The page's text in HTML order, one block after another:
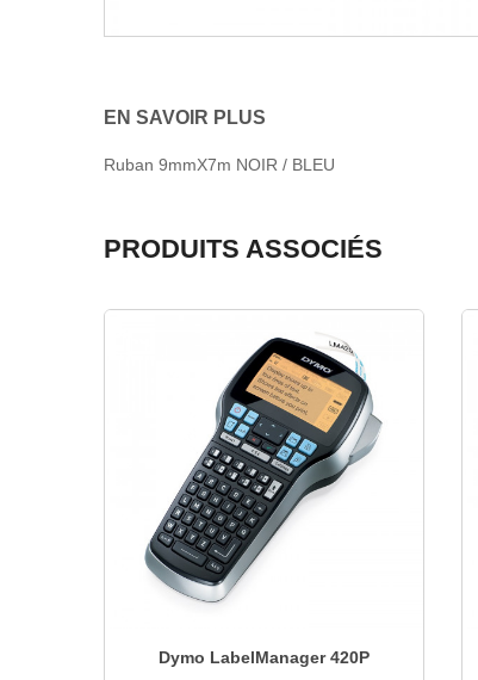
EN SAVOIR PLUS
Ruban 9mmX7m NOIR / BLEU
PRODUITS ASSOCIÉS
Dymo LabelManager 420P